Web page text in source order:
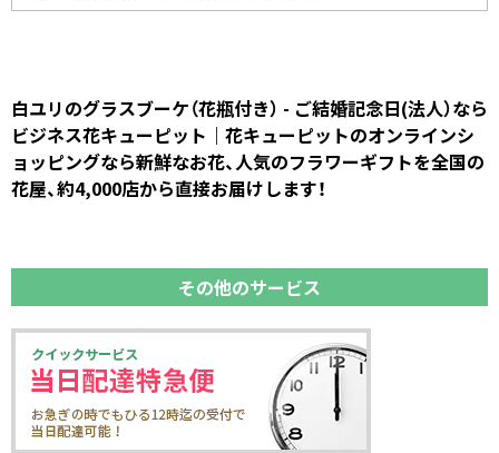
白ユリのグラスブーケ（花瓶付き） - ご結婚記念日(法人）なら
ビジネス花キューピット｜花キューピットのオンラインシ
ョッピングなら新鮮なお花、人気のフラワーギフトを全国の
花屋、約4,000店から直接お届けします！
その他のサービス